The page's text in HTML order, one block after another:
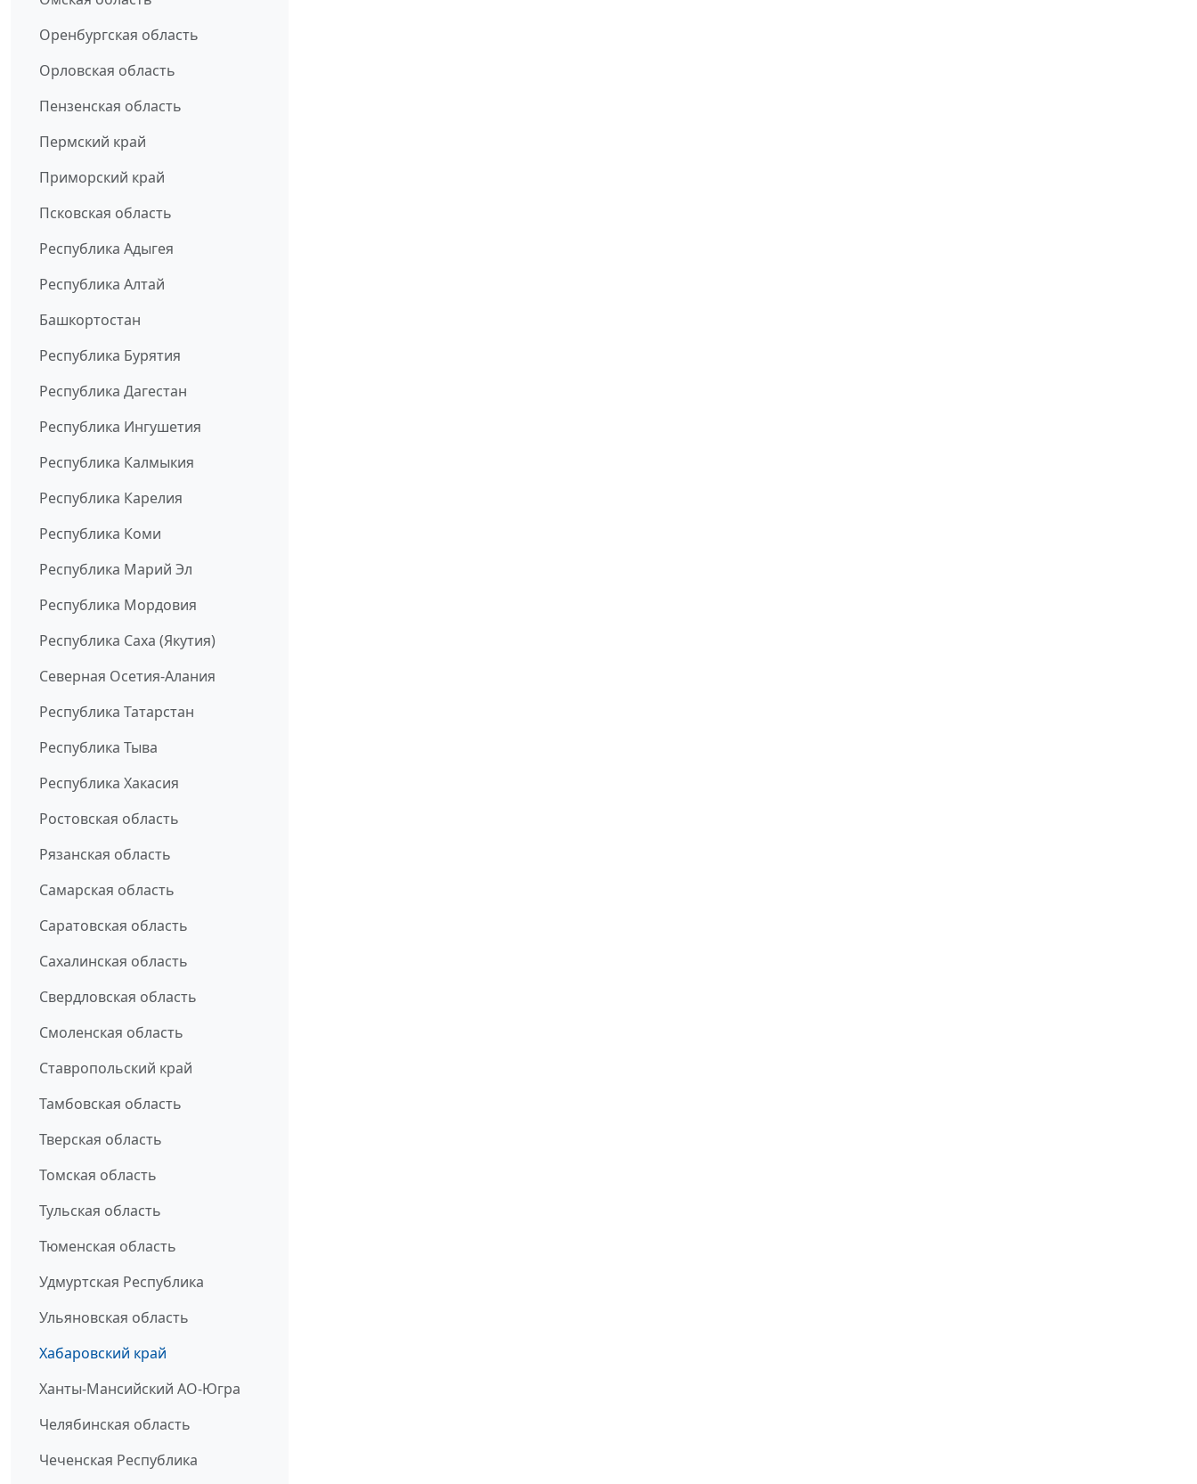
Оренбургская область
Орловская область
Пензенская область
Пермский край
Приморский край
Псковская область
Республика Адыгея
Республика Алтай
Башкортостан
Республика Бурятия
Республика Дагестан
Республика Ингушетия
Республика Калмыкия
Республика Карелия
Республика Коми
Республика Марий Эл
Республика Мордовия
Республика Саха (Якутия)
Северная Осетия-Алания
Республика Татарстан
Республика Тыва
Республика Хакасия
Ростовская область
Рязанская область
Самарская область
Саратовская область
Сахалинская область
Свердловская область
Смоленская область
Ставропольский край
Тамбовская область
Тверская область
Томская область
Тульская область
Тюменская область
Удмуртская Республика
Ульяновская область
Хабаровский край
Ханты-Мансийский АО-Югра
Челябинская область
Чеченская Республика